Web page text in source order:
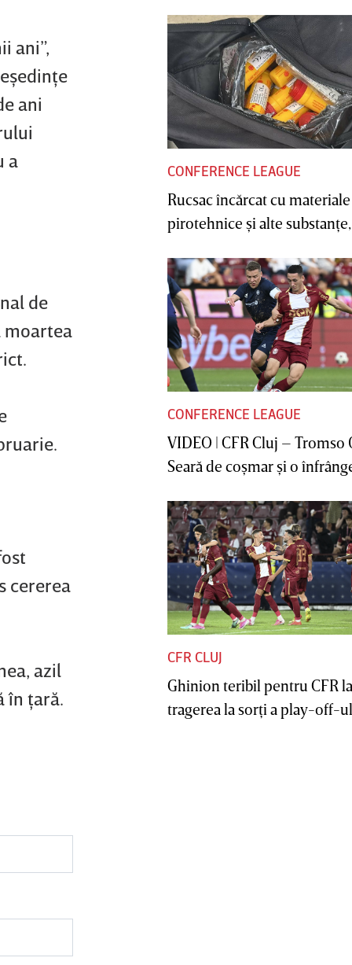
ani”,
ani
a
de
cererea
azil
în ţară.
CONFERENCE LEAGUE
Rucsac încărcat cu materiale
pirotehnice şi alte substanţe,
CONFERENCE LEAGUE
VIDEO | CFR Cluj – Tromso
Seară de coşmar şi o
CFR CLUJ
Ghinion teribil pentru CFR la
tragerea la sorţi a play-off-